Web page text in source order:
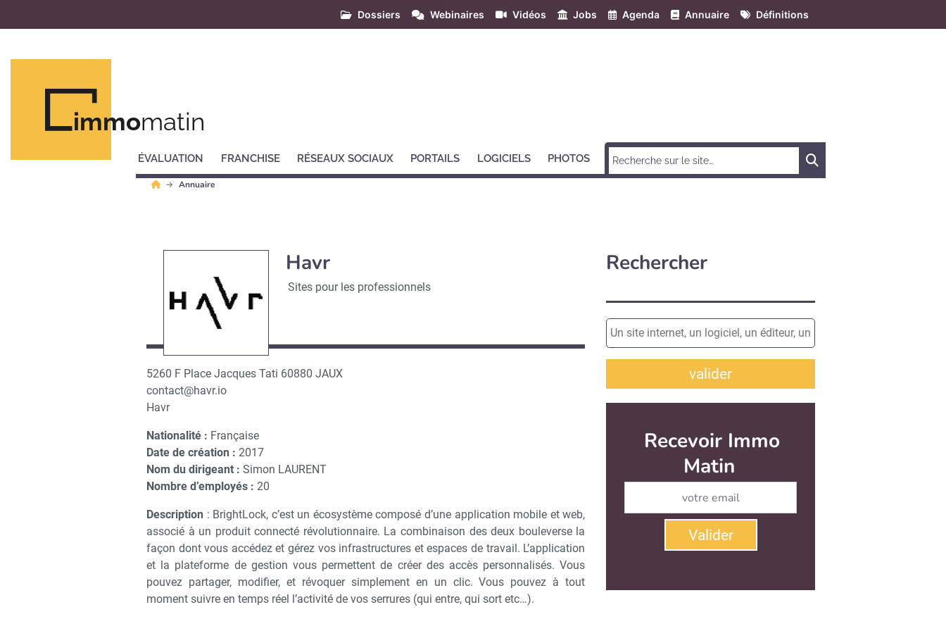
Dossiers Webinaires Vidéos Jobs Agenda Annuaire Définitions
immomatin
ÉVALUATION FRANCHISE RÉSEAUX SOCIAUX PORTAILS LOGICIELS PHOTOS
Annuaire
Havr
Sites pour les professionnels
5260 F Place Jacques Tati 60880 JAUX
contact@havr.io
Havr
Nationalité : Française
Date de création : 2017
Nom du dirigeant : Simon LAURENT
Nombre d’employés : 20
Description : BrightLock, c’est un écosystème composé d’une application mobile et web,
associé à un produit connecté révolutionnaire. La combinaison des deux bouleverse la
façon dont vous accédez et gérez vos infrastructures et espaces de travail. L’application
et la plateforme de gestion vous permettent de créer des accès personnalisés. Vous
pouvez partager, modifier, et révoquer simplement en un clic. Vous pouvez à tout
moment suivre en temps réel l’activité de vos serrures (qui entre, qui sort etc…).
Rechercher
valider
Recevoir Immo
Matin
Valider